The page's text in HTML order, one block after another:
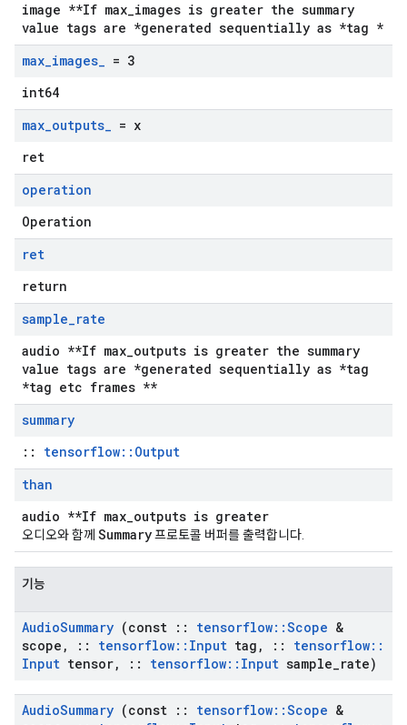
image **If max_images is greater the summary
value tags are *generated sequentially as *tag *
max_images_ = 3
int64
max_outputs_ = x
ret
operation
Operation
ret
return
sample_rate
audio **If max_outputs is greater the summary
value tags are *generated sequentially as *tag
*tag etc frames **
summary
:: tensorflow::Output
than
audio **If max_outputs is greater
오디오와 함께 Summary프로토콜 버퍼를 출력합니다.
기능
AudioSummary (const :: tensorflow::Scope &
scope , :: tensorflow:: Input tag , :: tensorflow::
Input tensor, :: tensorflow:: Input sample rate)
AudioSummary (const :: tensorflow::Scope &